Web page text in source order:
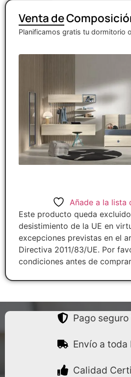
Venta de
Planificamos gratis tu dormitorio
Añade a la lista
Este producto queda
desistimiento de la UE en
excepciones previstas en el
Directiva 2011/83/UE. Por
condiciones antes de
Pago seguro
Envío a toda
Calidad